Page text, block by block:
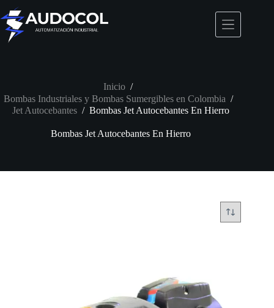
Saltar
al
contenido
Inicio /
Bombas Industriales y Bombas Sumergibles en Colombia /
Jet Autocebantes / Bombas Jet Autocebantes En Hierro
Bombas Jet Autocebantes En Hierro